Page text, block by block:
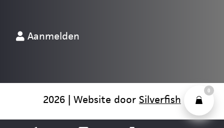
Aanmelden
2026 | Website door Silverfish
0